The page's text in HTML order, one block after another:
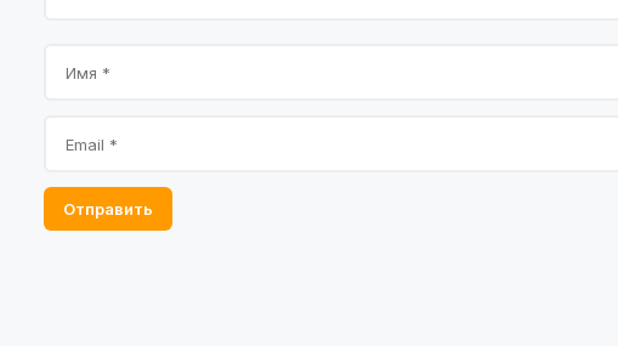
Отправить